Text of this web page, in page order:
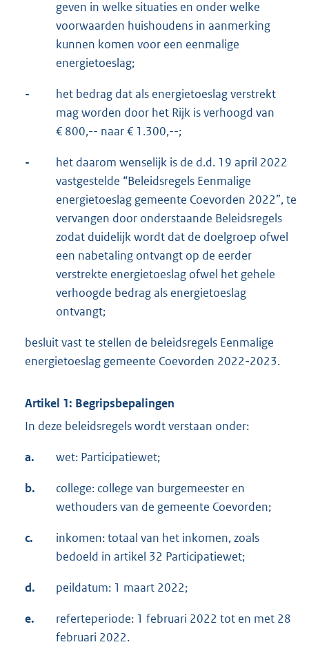
geven in welke situaties en onder welke
voorwaarden huishoudens in aanmerking
kunnen komen voor een eenmalige
energietoeslag;
-
het bedrag dat als energietoeslag verstrekt
mag worden door het Rijk is verhoogd van
€ 800,-- naar € 1.300,--;
-
het daarom wenselijk is de d.d. 19 april 2022
vastgestelde “Beleidsregels Eenmalige
energietoeslag gemeente Coevorden 2022”, te
vervangen door onderstaande Beleidsregels
zodat duidelijk wordt dat de doelgroep ofwel
een nabetaling ontvangt op de eerder
verstrekte energietoeslag ofwel het gehele
verhoogde bedrag als energietoeslag
ontvangt;
besluit vast te stellen de beleidsregels Eenmalige
energietoeslag gemeente Coevorden 2022-2023.
Artikel 1: Begripsbepalingen
In deze beleidsregels wordt verstaan onder:
a. wet: Participatiewet;
b.
college: college van burgemeester en
wethouders van de gemeente Coevorden;
c.
inkomen: totaal van het inkomen, zoals
bedoeld in artikel 32 Participatiewet;
d. peildatum: 1 maart 2022;
e.
referteperiode: 1 februari 2022 tot en met 28
februari 2022.